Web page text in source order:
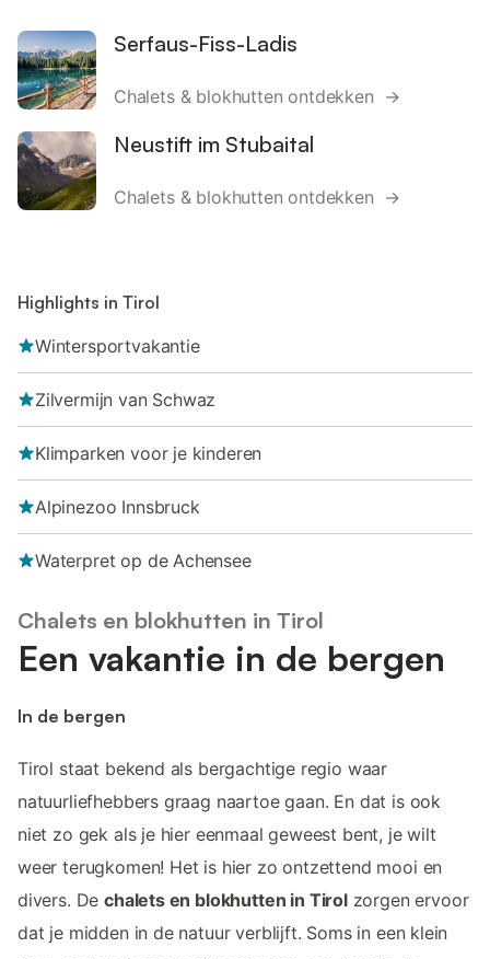
Serfaus-Fiss-Ladis
Chalets & blokhutten ontdekken →
Neustift im Stubaital
Chalets & blokhutten ontdekken →
Highlights in Tirol
Wintersportvakantie
Zilvermijn van Schwaz
Klimparken voor je kinderen
Alpinezoo Innsbruck
Waterpret op de Achensee
Chalets en blokhutten in Tirol
Een vakantie in de bergen
In de bergen
Tirol staat bekend als bergachtige regio waar
natuurliefhebbers graag naartoe gaan. En dat is ook
niet zo gek als je hier eenmaal geweest bent, je wilt
weer terugkomen! Het is hier zo ontzettend mooi en
divers. Dechalets en blokhutten in Tirolzorgen ervoor
dat je midden in de natuur verblijft. Soms in een klein